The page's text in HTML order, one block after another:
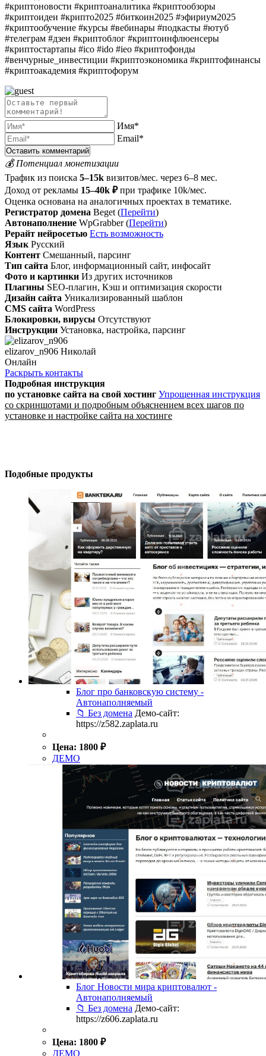
#криптоновости #криптоаналитика #криптообзоры
#криптоидеи #крипто2025 #биткоин2025 #эфириум2025
#криптообучение #курсы #вебинары #подкасты #ютуб
#телеграм #дзен #криптоблог #криптоинфлюенсеры
#криптостартапы #ico #ido #ieo #криптофонды
#венчурные_инвестиции #криптоэкономика #криптофинансы
#криптоакадемия #криптофорум
Имя*
Email*
💰 Потенциал монетизации
Трафик из поиска 5–15k визитов/мес. через 6–8 мес.
Доход от рекламы 15–40k ₽ при трафике 10k/мес.
Оценка основана на аналогичных проектах в тематике.
Регистратор домена Beget (Перейти)
Автонаполнение WpGrabber (Перейти)
Рерайт нейросетью Есть возможность
Язык Русский
Контент Смешанный, парсинг
Тип сайта Блог, информационный сайт, инфосайт
Фото и картинки Из других источников
Плагины SEO-плагин, Кэш и оптимизация скорости
Дизайн сайта Уникализированный шаблон
CMS сайта WordPress
Блокировки, вирусы Отсутствуют
Инструкции Установка, настройка, парсинг
elizarov_n906 Николай
Онлайн
Раскрыть контакты
Подробная инструкция
по установке сайта на свой хостинг Упрощенная инструкция
со скриншотами и подробным объяснением всех шагов по
установке и настройке сайта на хостинге
Подобные продукты
Блог про банковскую систему -
Автонаполняемый
📁 Без домена Демо-сайт:
https://z582.zaplata.ru
Цена: 1800 ₽
ДЕМО
Блог Новости мира криптовалют -
Автонаполняемый
📁 Без домена Демо-сайт:
https://z606.zaplata.ru
Цена: 1800 ₽
ДЕМО